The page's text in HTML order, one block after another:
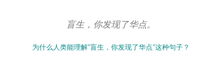
盲生，你发现了华点。
为什么人类能理解”盲生，你发现了华点”这种句子？